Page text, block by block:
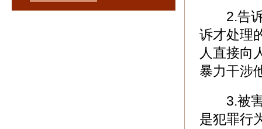
2.告诉
诉才处理
人直接向
暴力干涉
3.被害
是犯罪行